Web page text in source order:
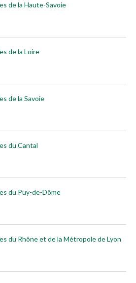
de la Haute-Savoie
de la Loire
de la Savoie
du Cantal
du Puy-de-Dôme
du Rhône et de la Métropole de Lyon